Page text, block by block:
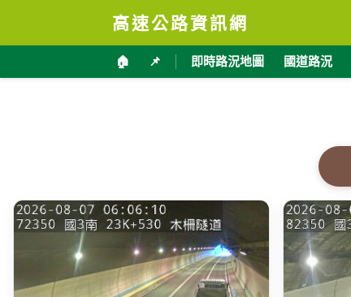
高速公路資訊網
🏠 📌 即時路況地圖 國道路況